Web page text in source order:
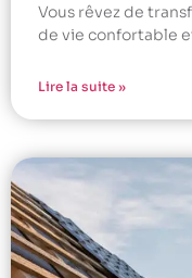
Vous rêvez de
de vie confortable
Lire la suite »